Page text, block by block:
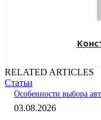
RELATED ARTICLES
Статьи
Особенности выбора
03.08.2026